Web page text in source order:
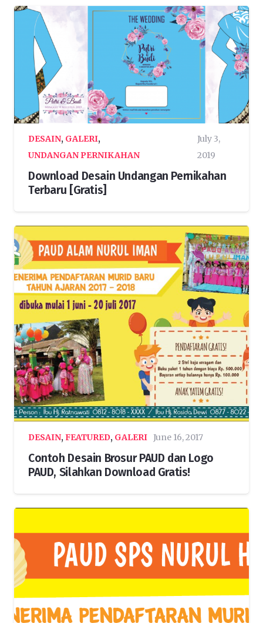
DESAIN, GALERI,
UNDANGAN PERNIKAHAN
July 3,
2019
Download Desain Undangan Pernikahan
Terbaru [Gratis]
DESAIN,FEATURED, GALERI June 16, 2017
Contoh Desain Brosur PAUD dan Logo
PAUD, Silahkan Download Gratis!